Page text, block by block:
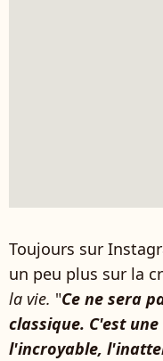
Toujours sur
un peu plus sur la
la vie. "Ce ne sera
classique. C'est
l'incroyable,